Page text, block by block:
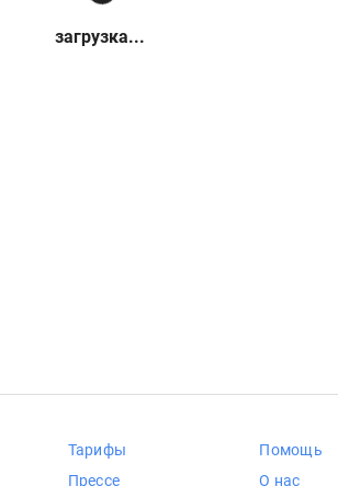
загрузка...
Тарифы
Прессе
Помощь
О нас